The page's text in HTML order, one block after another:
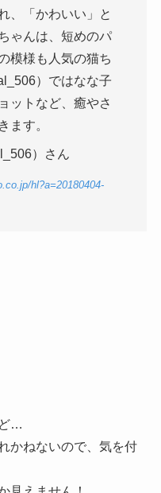
、「かわいい」と
ゃんは、短めのパ
模様も人気の猫ち
）ではなな子
ットなど、癒やさ
ます。
）さん
hl?a=20180404-
…
かねないので、気を付